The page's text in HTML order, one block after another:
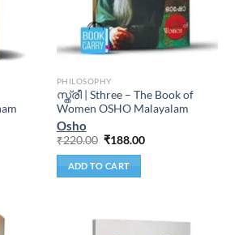
PHILOSOPHY
സ്ത്രീ | Sthree – The Book of
Women OSHO Malayalam
Osho
₹220.00 ₹188.00
ADD TO CART